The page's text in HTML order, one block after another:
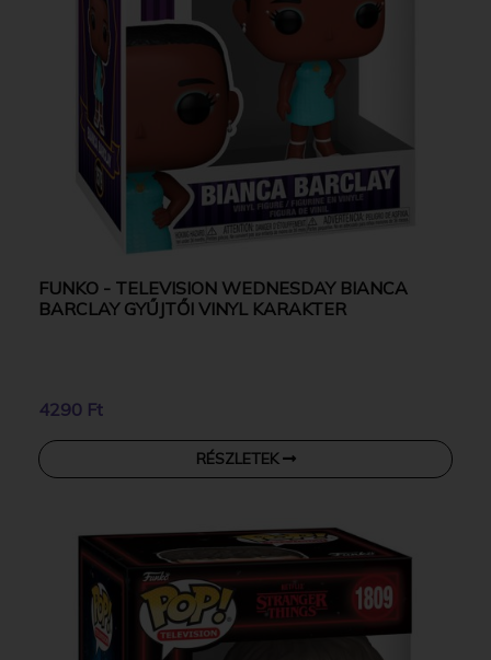
FUNKO - TELEVISION WEDNESDAY BIANCA
BARCLAY GYŰJTŐI VINYL KARAKTER
4290 Ft
RÉSZLETEK